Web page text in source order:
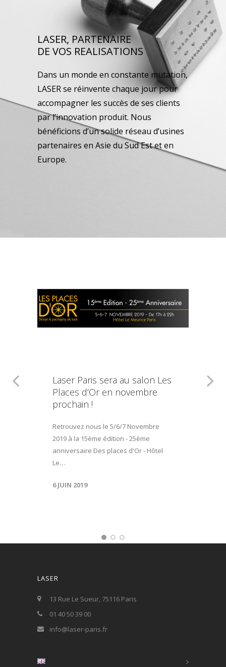
LASER, PARTENAIRE
DE VOS REALISATIONS
Dans un monde en constante mutation,
LASER se réinvente chaque jour pour
accompagner les succès de ses clients
par l’innovation produit. Nous
bénéficions d’un solide réseau d’usines
partenaires en Asie du Sud Est et en
Europe.
Laser Paris sera au salon Les
Places d’Or en novembre
prochain !
Retrouvez nous le 5/6/7 Novembre
2019 à la 15ème édition - 25ème
anniversaire Des places d'Or - Hôtel
Le…
6 JUIN 2019
LASER
13 Rue Le Sueur, 75116 Paris
01 40 50 39 00
info@laser-paris.fr